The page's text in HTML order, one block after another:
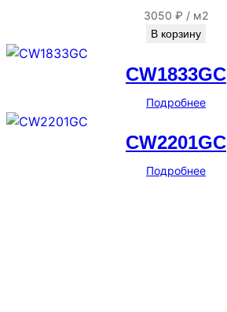
3050 ₽ / м2
В корзину
CW1833GC
Подробнее
CW2201GC
Подробнее